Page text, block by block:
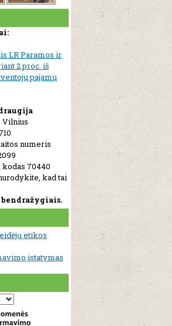
LR Paramos ir
2 proc. iš
pajamų
Vilnius
numeris
kodas 70440
kad tai
bendražygiais.
etikos
įstatymas